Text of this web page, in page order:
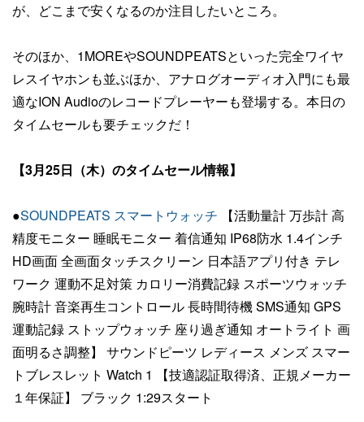
が、どこまで安くなるのか注目したいところ。
そのほか、1MOREやSOUNDPEATSといった完全ワイヤ
レスイヤホンも並ぶほか、アナログオーディオ入門にも最
適なION Audioのレコードプレーヤーも登場する。本日の
タイムセールも要チェックだ！
【3月25日（木）のタイムセール情報】
●SOUNDPEATS スマートウォッチ 【活動量計 万歩計 高
精度モニター 睡眠モニター 着信通知 IP68防水 1.4インチ
HD画面 全画面タッチスクリーン 日本語アプリ付き テレ
ワーク 運動不足対策 カロリー消費記録 スポーツウォッチ
腕時計 音楽再生コントロール 長時間待機 SMS通知 GPS
運動記録 ストップウォッチ 座り過ぎ通知 オートライト 画
面明るさ調整】 サウンドピーツ レディース メンズ スマー
トブレスレット Watch 1 【技適認証取得済、正規メーカー
１年保証】 ブラック 1:29スタート